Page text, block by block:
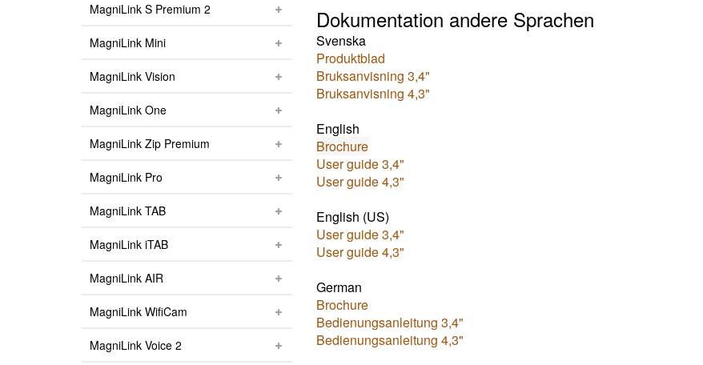
MagniLink S Premium 2
MagniLink Mini
MagniLink Vision
MagniLink One
MagniLink Zip Premium
MagniLink Pro
MagniLink TAB
MagniLink iTAB
MagniLink AIR
MagniLink WifiCam
MagniLink Voice 2
Dokumentation andere Sprachen
Svenska
Produktblad
Bruksanvisning 3,4"
Bruksanvisning 4,3"
English
Brochure
User guide 3,4"
User guide 4,3"
English (US)
User guide 3,4"
User guide 4,3"
German
Brochure
Bedienungsanleitung 3,4"
Bedienungsanleitung 4,3"